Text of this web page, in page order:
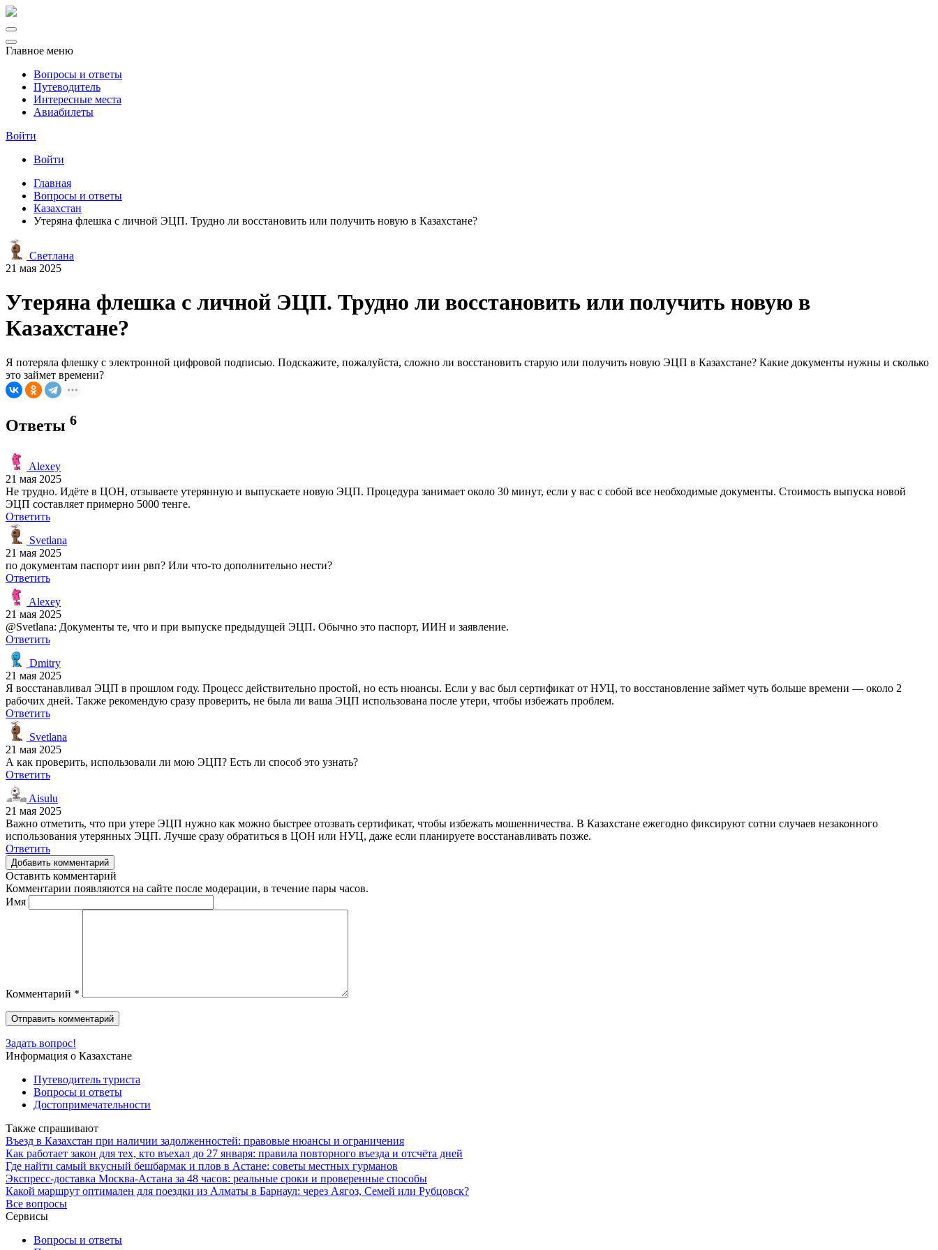
Главное меню
Вопросы и ответы
Путеводитель
Интересные места
Авиабилеты
Войти
Войти
Главная
Вопросы и ответы
Казахстан
Утеряна флешка с личной ЭЦП. Трудно ли восстановить или получить новую в Казахстане?
Светлана
21 мая 2025
Утеряна флешка с личной ЭЦП. Трудно ли восстановить или получить новую в
Казахстане?
Я потеряла флешку с электронной цифровой подписью. Подскажите, пожалуйста, сложно ли восстановить старую или получить новую ЭЦП в Казахстане? Какие документы нужны и сколько
это займет времени?
Ответы 6
Alexey
21 мая 2025
Не трудно. Идёте в ЦОН, отзываете утерянную и выпускаете новую ЭЦП. Процедура занимает около 30 минут, если у вас с собой все необходимые документы. Стоимость выпуска новой
ЭЦП составляет примерно 5000 тенге.
Ответить
Svetlana
21 мая 2025
по документам паспорт иин рвп? Или что-то дополнительно нести?
Ответить
Alexey
21 мая 2025
@Svetlana: Документы те, что и при выпуске предыдущей ЭЦП. Обычно это паспорт, ИИН и заявление.
Ответить
Dmitry
21 мая 2025
Я восстанавливал ЭЦП в прошлом году. Процесс действительно простой, но есть нюансы. Если у вас был сертификат от НУЦ, то восстановление займет чуть больше времени — около 2
рабочих дней. Также рекомендую сразу проверить, не была ли ваша ЭЦП использована после утери, чтобы избежать проблем.
Ответить
Svetlana
21 мая 2025
А как проверить, использовали ли мою ЭЦП? Есть ли способ это узнать?
Ответить
Aisulu
21 мая 2025
Важно отметить, что при утере ЭЦП нужно как можно быстрее отозвать сертификат, чтобы избежать мошенничества. В Казахстане ежегодно фиксируют сотни случаев незаконного
использования утерянных ЭЦП. Лучше сразу обратиться в ЦОН или НУЦ, даже если планируете восстанавливать позже.
Ответить
Добавить комментарий
Оставить комментарий
Комментарии появляются на сайте после модерации, в течение пары часов.
Имя
Комментарий *
Задать вопрос!
Информация о Казахстане
Путеводитель туриста
Вопросы и ответы
Достопримечательности
Также спрашивают
Въезд в Казахстан при наличии задолженностей: правовые нюансы и ограничения
Как работает закон для тех, кто въехал до 27 января: правила повторного въезда и отсчёта дней
Где найти самый вкусный бешбармак и плов в Астане: советы местных гурманов
Экспресс-доставка Москва-Астана за 48 часов: реальные сроки и проверенные способы
Какой маршрут оптимален для поездки из Алматы в Барнаул: через Аягоз, Семей или Рубцовск?
Все вопросы
Сервисы
Вопросы и ответы